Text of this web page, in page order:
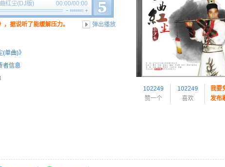
红尘(DJ版) 00:00/00:00
据说听了能缓解压力。 弹出播放
(单曲)》
者信息
102249
赞一个
102249
喜欢
我要
发布